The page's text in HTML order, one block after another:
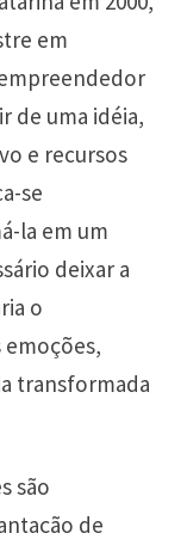
em
de uma idéia,
e recursos
se
la em um
deixar a
o
transformada
são
de